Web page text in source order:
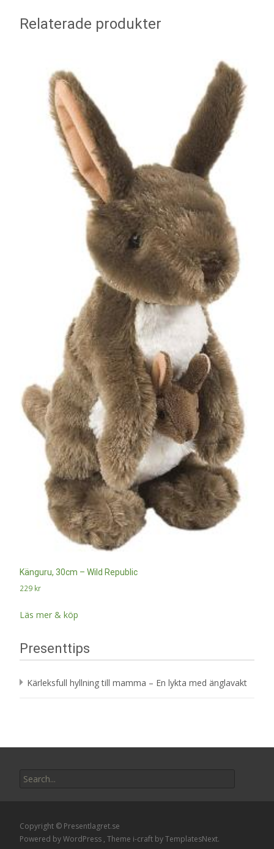
Relaterade produkter
Känguru, 30cm – Wild Republic
229 kr
Läs mer & köp
Presenttips
Kärleksfull hyllning till mamma – En lykta med änglavakt
for:
Copyright © Presentlagret.se
Powered by WordPress , Theme i-craft by TemplatesNext.